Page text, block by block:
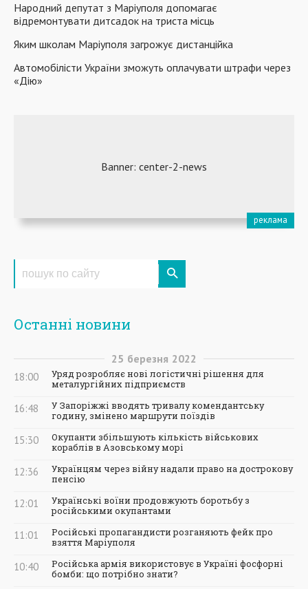
Народний депутат з Маріуполя допомагає
відремонтувати дитсадок на триста місць
Яким школам Маріуполя загрожує дистанційка
Автомобілісти України зможуть оплачувати штрафи через
«Дію»
Останні новини
25 березня 2022
18:00
Уряд розробляє нові логістичні рішення для
металургійних підприємств
16:48
У Запоріжжі вводять тривалу комендантську
годину, змінено маршрути поїздів
15:30
Окупанти збільшують кількість військових
кораблів в Азовському морі
12:36
Українцям через війну надали право на дострокову
пенсію
12:01
Українські воїни продовжують боротьбу з
російськими окупантами
11:01
Російські пропагандисти розганяють фейк про
взяття Маріуполя
10:40
Російська армія використовує в Україні фосфорні
бомби: що потрібно знати?